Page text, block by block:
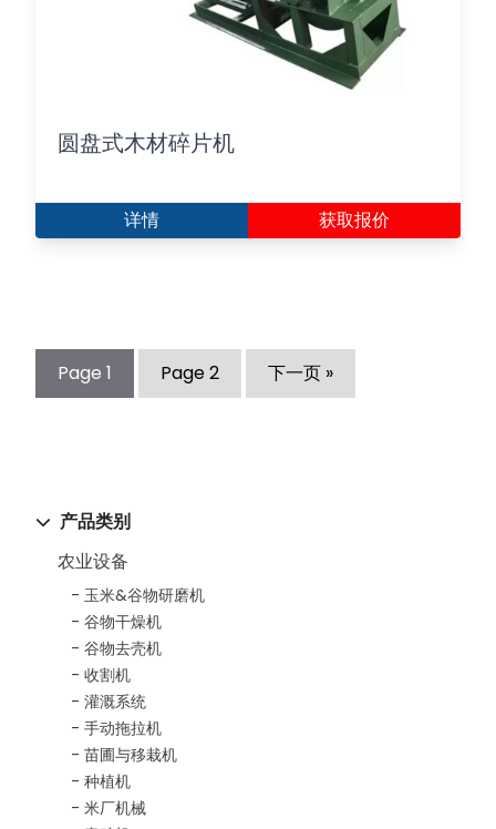
产品类别
农业设备
玉米&谷物研磨机
谷物干燥机
谷物去壳机
收割机
灌溉系统
手动拖拉机
苗圃与移栽机
种植机
米厂机械
圆盘式木材碎片机
详情 获取报价
Page 1 Page2 下一页 »